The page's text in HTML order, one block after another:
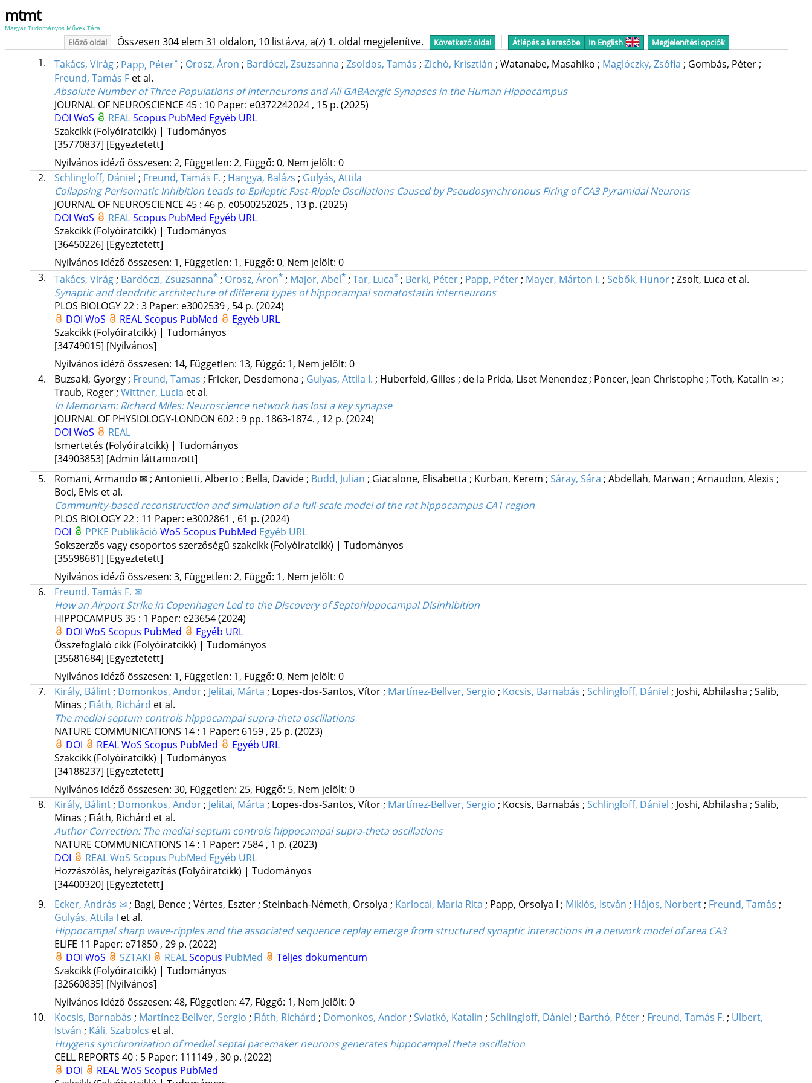
mtmt
Magyar Tudományos Művek Tára
Előző oldal Összesen 304 elem 31 oldalon, 10 listázva, a(z) 1. oldal megjelenítve. Következő oldal Átlépés a keresőbe In English Megjelenítési opciók
1. Takács, Virág; Papp, Péter* ; Orosz, Áron ; Bardóczi, Zsuzsanna ; Zsoldos, Tamás ; Zichó, Krisztián ; Watanabe, Masahiko ; Maglóczky, Zsófia ; Gombás, Péter;
Freund, Tamás F et al.
Absolute Number of Three Populations of Interneurons and All GABAergic Synapses in the Human Hippocampus
JOURNAL OF NEUROSCIENCE 45: 10 Paper: e0372242024 , 15 p. (2025)
DOI WoS REALScopus PubMed Egyéb URL
Szakcikk (Folyóiratcikk) | Tudományos
[35770837] [Egyeztetett]
Nyilvános idéző összesen: 2, Független: 2, Függő: 0, Nem jelölt: 0
2.
Schlingloff, Dániel ; Freund, Tamás F. ; Hangya, Balázs ; Gulyás, Attila
Collapsing Perisomatic Inhibition Leads to Epileptic Fast-Ripple Oscillations Caused by Pseudosynchronous Firing of CA3 Pyramidal Neurons
JOURNAL OF NEUROSCIENCE 45: 46 p. e0500252025 , 13 p. (2025)
DOI WoS REALScopus PubMed Egyéb URL
Szakcikk (Folyóiratcikk) | Tudományos
[36450226] [Egyeztetett]
Nyilvános idéző összesen: 1, Független: 1, Függő: 0, Nem jelölt: 0
3.
Takács, Virág ; Bardóczi, Zsuzsanna* ; Orosz, Áron* ; Major, Abel* ; Tar, Luca* ; Berki, Péter ; Papp, Péter ; Mayer, Márton I. ; Sebők, Hunor ; Zsolt, Luca et al.
Synaptic and dendritic architecture of different types of hippocampal somatostatin interneurons
PLOS BIOLOGY22: 3 Paper: e3002539 , 54 p. (2024)
DOI WoS REALScopus PubMed
Egyéb URL
Szakcikk (Folyóiratcikk) | Tudományos
[34749015] [Nyilvános]
Nyilvános idéző összesen: 14, Független: 13, Függő: 1, Nem jelölt: 0
4.
Buzsaki, Gyorgy ; Freund, Tamas ; Fricker, Desdemona ; Gulyas, Attila I. ; Huberfeld, Gilles ; de la Prida, Liset Menendez ; Poncer, Jean Christophe ; Toth, Katalin ✉ ;
Traub, Roger ; Wittner, Lucia et al.
In Memoriam: Richard Miles: Neuroscience network has lost a key synapse
JOURNAL OF PHYSIOLOGY-LONDON 602: 9 pp. 1863-1874. , 12 p. (2024)
DOI WoS
REAL
Ismertetés (Folyóiratcikk) | Tudományos
[34903853] [Admin láttamozott]
5.
Romani, Armando ✉ ; Antonietti, Alberto ; Bella, Davide ; Budd, Julian ; Giacalone, Elisabetta ; Kurban, Kerem ; Sáray, Sára ; Abdellah, Marwan ; Arnaudon, Alexis ;
Boci, Elvis et al.
Community-based reconstruction and simulation of a full-scale model of the rat hippocampus CA1 region
PLOS BIOLOGY22: 11 Paper: e3002861 , 61 p. (2024)
DOI
PPKE Publikáció WoS Scopus PubMed Egyéb URL
Sokszerzős vagy csoportos szerzőségű szakcikk (Folyóiratcikk) | Tudományos
[35598681] [Egyeztetett]
Nyilvános idéző összesen: 3, Független: 2, Függő: 1, Nem jelölt: 0
6.
Freund, Tamás F. ✉
How an Airport Strike in Copenhagen Led to the Discovery of Septohippocampal Disinhibition
HIPPOCAMPUS 35: 1 Paper: e23654(2024)
DOI WoS Scopus PubMed
Egyéb URL
Összefoglaló cikk (Folyóiratcikk) | Tudományos
[35681684] [Egyeztetett]
Nyilvános idéző összesen: 1, Független: 1, Függő: 0, Nem jelölt: 0
7.
Király, Bálint ; Domonkos, Andor ; Jelitai, Márta ; Lopes-dos-Santos, Vítor ; Martínez-Bellver, Sergio ; Kocsis, Barnabás ; Schlingloff, Dániel ; Joshi, Abhilasha ; Salib,
Minas ; Fiáth, Richárd et al.
The medial septum controls hippocampal supra-theta oscillations
NATURE COMMUNICATIONS 14: 1 Paper: 6159 , 25 p. (2023)
DOI
REALWoS Scopus PubMed
Egyéb URL
Szakcikk (Folyóiratcikk) | Tudományos
[34188237] [Egyeztetett]
Nyilvános idéző összesen: 30, Független: 25, Függő: 5, Nem jelölt: 0
8.
Király, Bálint ; Domonkos, Andor ; Jelitai, Márta ; Lopes-dos-Santos, Vítor ; Martínez-Bellver, Sergio ; Kocsis, Barnabás ; Schlingloff, Dániel ; Joshi, Abhilasha ; Salib,
Minas ; Fiáth, Richárd et al.
Author Correction: The medial septum controls hippocampal supra-theta oscillations
NATURE COMMUNICATIONS 14: 1 Paper: 7584 , 1 p. (2023)
DOI
REALWoS Scopus PubMed Egyéb URL
Hozzászólás, helyreigazítás (Folyóiratcikk) | Tudományos
[34400320] [Egyeztetett]
9.
Ecker, András ✉ ; Bagi, Bence ; Vértes, Eszter ; Steinbach-Németh, Orsolya ; Karlocai, Maria Rita ; Papp, Orsolya I ; Miklós, István ; Hájos, Norbert ; Freund, Tamás ;
Gulyás, Attila I et al.
Hippocampal sharp wave-ripples and the associated sequence replay emerge from structured synaptic interactions in a network model of area CA3
ELIFE 11 Paper: e71850 , 29 p. (2022)
DOI WoS SZTAKI REALScopus PubMed
Teljes dokumentum
Szakcikk (Folyóiratcikk) | Tudományos
[32660835] [Nyilvános]
Nyilvános idéző összesen: 48, Független: 47, Függő: 1, Nem jelölt: 0
10.
Kocsis, Barnabás ; Martínez-Bellver, Sergio ; Fiáth, Richárd ; Domonkos, Andor ; Sviatkó, Katalin ; Schlingloff, Dániel ; Barthó, Péter ; Freund, Tamás F. ; Ulbert,
István ; Káli, Szabolcs et al.
Huygens synchronization of medial septal pacemaker neurons generates hippocampal theta oscillation
CELL REPORTS 40: 5 Paper: 111149 , 30 p. (2022)
DOI
REALWoS Scopus PubMed